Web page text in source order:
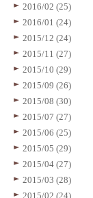
2016/02 (25)
2016/01 (24)
2015/12 (24)
2015/11 (27)
2015/10 (29)
2015/09 (26)
2015/08 (30)
2015/07 (27)
2015/06 (25)
2015/05 (29)
2015/04 (27)
2015/03 (28)
2015/02 (24)